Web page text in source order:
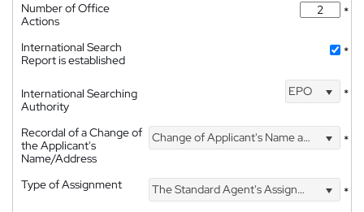
Number of Office
Actions
*
International Search
Report is established
*
International Searching
Authority
EPO *
Recordal of a Change of
the Applicant's
Name/Address
Change of Applicant's Name and Address *
Type of Assignment The Standard Agent's Assignment
*